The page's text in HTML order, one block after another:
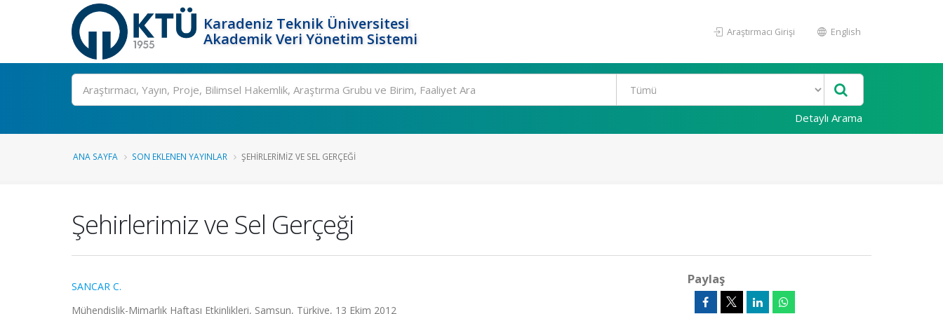
Karadeniz Teknik Üniversitesi
Akademik Veri Yönetim Sistemi
Araştırmacı Girişi English
Ara
Detaylı Arama
ANA SAYFA SON EKLENEN YAYINLAR ŞEHIRLERIMIZ VE SEL GERÇEĞI
Şehirlerimiz ve Sel Gerçeği
SANCAR C.
Mühendislik-Mimarlık Haftası Etkinlikleri, Samsun, Türkiye, 13 Ekim 2012
Paylaş